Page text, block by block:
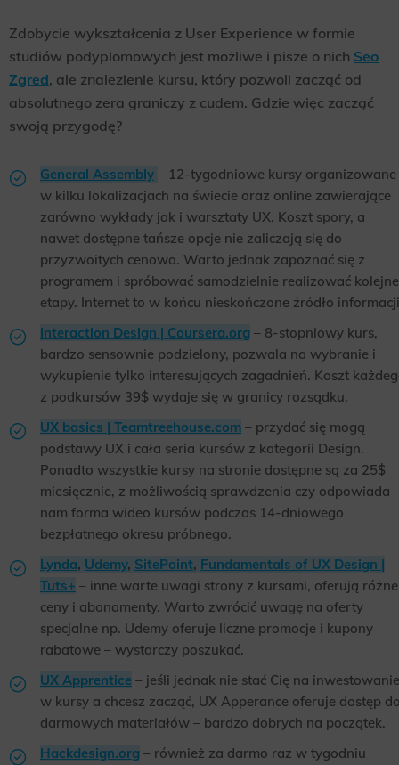
habits and demographic criteria. Also, third-party files that, in conjunction with files installed while browsing other
websites, profile the user, providing him or her with the marketing, advertising and retargeting content deemed most
appropriate.
Zdobycie wykształcenia z User Experience w formie
studiów podyplomowych jest możliwe i pisze o nich Seo
Zgred, ale znalezienie kursu, który pozwoli zacząć od
absolutnego zera graniczy z cudem. Gdzie więc zacząć
swoją przygodę?
General Assembly – 12-tygodniowe kursy organizowane
w kilku lokalizacjach na świecie oraz online zawierające
zarówno wykłady jak i warsztaty UX. Koszt spory, a
nawet dostępne tańsze opcje nie zaliczają się do
przyzwoitych cenowo. Warto jednak zapoznać się z
programem i spróbować samodzielnie realizować kolejne
etapy. Internet to w końcu nieskończone źródło
Interaction Design | Coursera.org – 8-stopniowy kurs,
bardzo sensownie podzielony, pozwala na wybranie i
wykupienie tylko interesujących zagadnień. Koszt
z podkursów 39$ wydaje się w granicy rozsądku.
UX basics | Teamtreehouse.com – przydać się mogą
podstawy UX i cała seria kursów z kategorii Design.
Ponadto wszystkie kursy na stronie dostępne są za 25$
miesięcznie, z możliwością sprawdzenia czy odpowiada
nam forma wideo kursów podczas 14-dniowego
bezpłatnego okresu próbnego.
Lynda, Udemy, SitePoint, Fundamentals of UX Design |
Tuts+ – inne warte uwagi strony z kursami, oferują różne
ceny i abonamenty. Warto zwrócić uwagę na oferty
specjalne np. Udemy oferuje liczne promocje i kupony
rabatowe – wystarczy poszukać.
UX Apprentice – jeśli jednak nie stać Cię na inwestowanie
w kursy a chcesz zacząć, UX Apperance oferuje dostęp
darmowych materiałów – bardzo dobrych na początek.
Hackdesign.org – również za darmo raz w tygodniu